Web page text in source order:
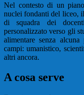
Nel contesto di un
nuclei fondanti del liceo,
di squadra dei
personalizzato verso gli
alimentare senza
campi: umanistico,
altri ancora.
A cosa serve